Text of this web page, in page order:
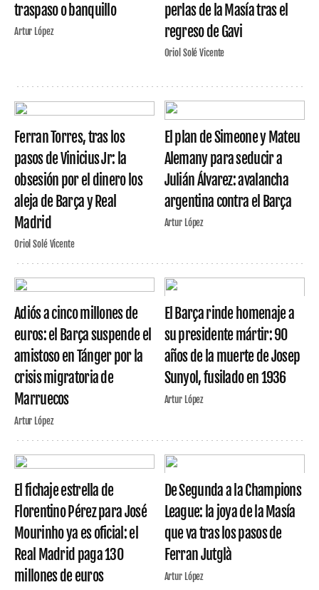
traspaso o banquillo
Artur López
perlas de la Masía tras el
regreso de Gavi
Oriol Solé Vicente
Ferran Torres, tras los
pasos de Vinicius Jr: la
obsesión por el dinero los
aleja de Barça y Real
Madrid
Oriol Solé Vicente
El plan de Simeone y Mateu
Alemany para seducir a
Julián Álvarez: avalancha
argentina contra el Barça
Artur López
Adiós a cinco millones de
euros: el Barça suspende el
amistoso en Tánger por la
crisis migratoria de
Marruecos
Artur López
El Barça rinde homenaje a
su presidente mártir: 90
años de la muerte de Josep
Sunyol, fusilado en 1936
Artur López
El fichaje estrella de
Florentino Pérez para José
Mourinho ya es oficial: el
Real Madrid paga 130
millones de euros
De Segunda a la Champions
League: la joya de la Masía
que va tras los pasos de
Ferran Jutglà
Artur López